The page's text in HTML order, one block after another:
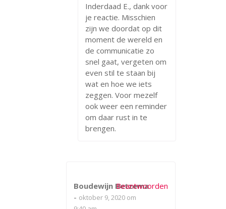
Inderdaad E., dank voor
je reactie. Misschien
zijn we doordat op dit
moment de wereld en
de communicatie zo
snel gaat, vergeten om
even stil te staan bij
wat en hoe we iets
zeggen. Voor mezelf
ook weer een reminder
om daar rust in te
brengen.
Boudewijn Betzema
- oktober 9, 2020 om
Beantwoorden